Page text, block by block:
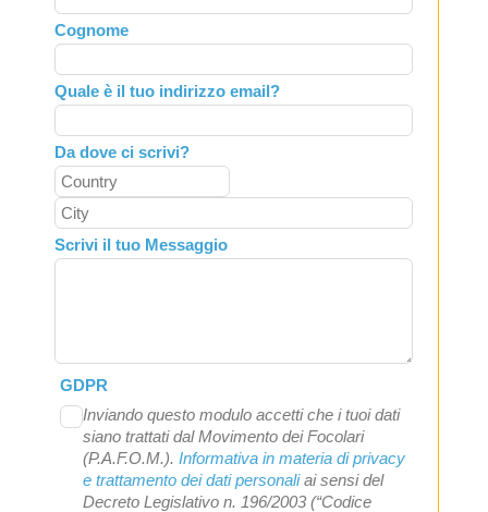
field
blank
Cognome
Quale è il tuo indirizzo email?
Da dove ci scrivi?
Scrivi il tuo Messaggio
GDPR
Inviando questo modulo accetti che i tuoi dati
siano trattati dal Movimento dei Focolari
(P.A.F.O.M.). Informativa in materia di privacy
e trattamento dei dati personaliai sensi del
Decreto Legislativo n. 196/2003 (“Codice